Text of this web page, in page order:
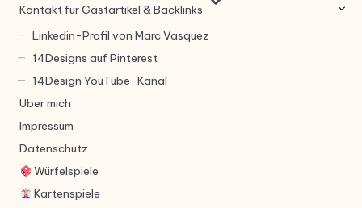
Kontakt für Gastartikel & Backlinks
Linkedin-Profil von Marc Vasquez
14Designs auf Pinterest
14Design YouTube-Kanal
Über mich
Impressum
Datenschutz
Würfelspiele
Kartenspiele